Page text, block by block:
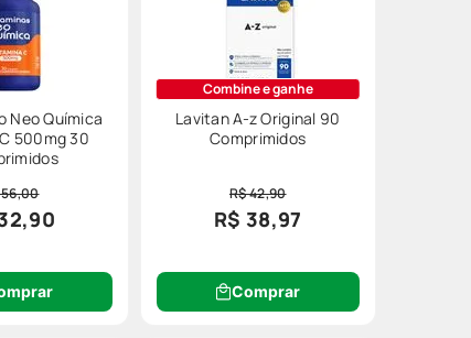
seu lado, com opções
Neo Química
500mg 30
56,00
Combine e ganhe
Lavitan A-z Original 90
Comprimidos
R$ 42,90
R$ 38,97
Comprar